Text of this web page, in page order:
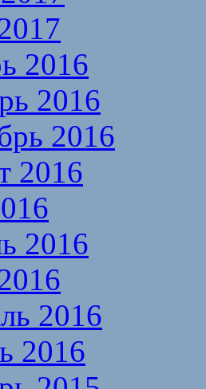
2016
2016
2016
2016
2016
2016
2016